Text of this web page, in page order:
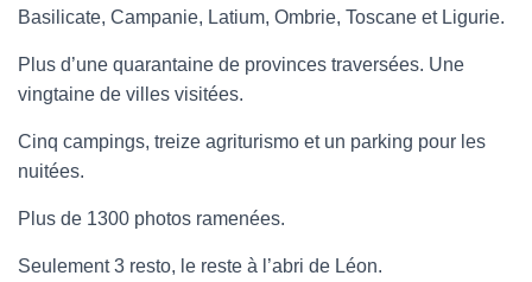
Basilicate, Campanie, Latium, Ombrie, Toscane et Ligurie.
Plus d’une quarantaine de provinces traversées. Une
vingtaine de villes visitées.
Cinq campings, treize agriturismo et un parking pour les
nuitées.
Plus de 1300 photos ramenées.
Seulement 3 resto, le reste à l’abri de Léon.